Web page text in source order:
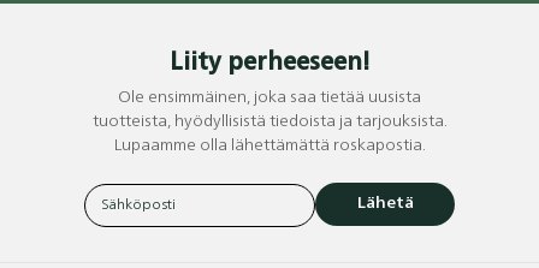
Liity perheeseen!
Ole ensimmäinen, joka saa tietää uusista
tuotteista, hyödyllisistä tiedoista ja tarjouksista.
Lupaamme olla lähettämättä roskapostia.
Lähetä